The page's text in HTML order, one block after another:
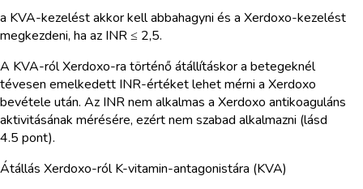
a KVA-kezelést akkor kell abbahagyni és a Xerdoxo-kezelést
megkezdeni, ha az INR ≤ 2,5.
A KVA-ról Xerdoxo-ra történő átállításkor a betegeknél
tévesen emelkedett INR-értéket lehet mérni a Xerdoxo
bevétele után. Az INR nem alkalmas a Xerdoxo antikoaguláns
aktivitásának mérésére, ezért nem szabad alkalmazni (lásd
4.5 pont).
Átállás Xerdoxo-ról K-vitamin-antagonistára (KVA)